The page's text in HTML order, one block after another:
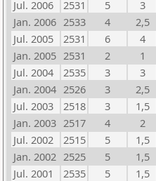
Jul. 2006
2531 5
3
Jan. 2006 2533 4
2,5
Jul. 2005
2531 6
4
Jan. 2005 2531 2
1
Jul. 2004
2535 3
3
Jan. 2004 2526 3
2,5
Jul. 2003
2518 3
1,5
Jan. 2003 2517 4
2
Jul. 2002
2515 5
1,5
Jan. 2002 2525 5
1,5
Jul. 2001
2535 5
1,5